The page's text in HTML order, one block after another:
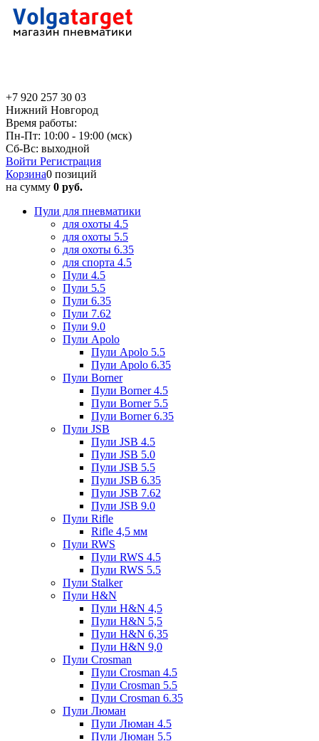
+7 920 257 30 03
Нижний Новгород
Время работы:
Пн-Пт: 10:00 - 19:00 (мск)
Сб-Вс: выходной
Войти Регистрация
Корзина0 позиций
на сумму 0 руб.
Пули для пневматики
для охоты 4.5
для охоты 5.5
для охоты 6.35
для спорта 4.5
Пули 4.5
Пули 5.5
Пули 6.35
Пули 7.62
Пули 9.0
Пули Apolo
Пули Apolo 5.5
Пули Apolo 6.35
Пули Borner
Пули Borner 4.5
Пули Borner 5.5
Пули Borner 6.35
Пули JSB
Пули JSB 4.5
Пули JSB 5.0
Пули JSB 5.5
Пули JSB 6.35
Пули JSB 7.62
Пули JSB 9.0
Пули Rifle
Rifle 4,5 мм
Пули RWS
Пули RWS 4.5
Пули RWS 5.5
Пули Stalker
Пули H&N
Пули H&N 4,5
Пули H&N 5,5
Пули H&N 6,35
Пули H&N 9,0
Пули Crosman
Пули Crosman 4.5
Пули Crosman 5.5
Пули Crosman 6.35
Пули Люман
Пули Люман 4.5
Пули Люман 5.5